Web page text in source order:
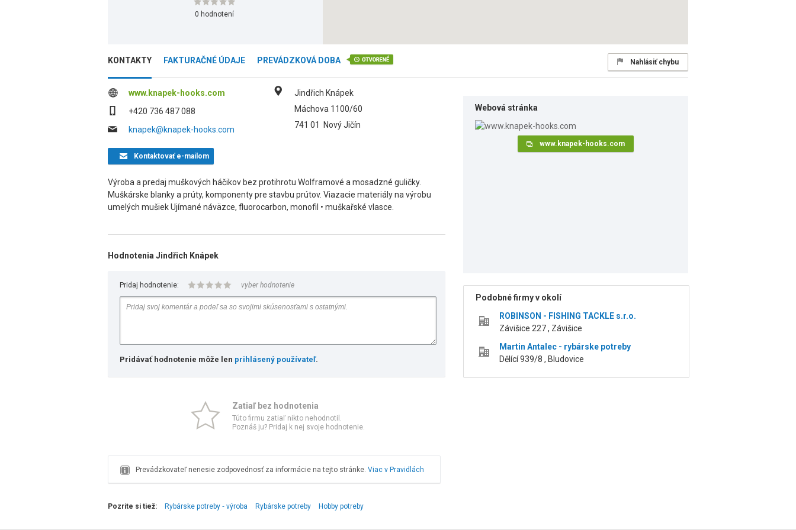
0 hodnotení
KONTAKTY FAKTURAČNÉ ÚDAJE PREVÁDZKOVÁ DOBA Nahlásiť chybu
www.knapek-hooks.com
+420 736 487 088
knapek@knapek-hooks.com
Jindřich Knápek
Máchova 1100/60
741 01
Nový Jičín
Kontaktovaťe-mailom
Výroba a predaj muškových háčikov bez protihrotu Wolframové a mosadzné guličky.
Muškárske blanky a prúty, komponenty pre stavbu prútov. Viazacie materiály na výrobu
umelých mušiek Ujímané náväzce, fluorocarbon, monofil • muškařské vlasce.
Hodnotenia Jindřich Knápek
Pridaj hodnotenie: vyber hodnotenie
Pridávať hodnotenie môže len prihlásený používateľ.
Zatiaľ bez hodnotenia
Túto firmu zatiaľ nikto nehodnotil.
Poznáš ju? Pridaj k nej svoje hodnotenie.
Prevádzkovateľ nenesie zodpovednosť za informácie na tejto stránke. Viac v Pravidlách
Webová stránka
www.knapek-hooks.com
Podobné firmy v okolí
ROBINSON - FISHING TACKLE s.r.o.
Závišice 227 , Závišice
Martin Antalec - rybárske potreby
Dělící 939/8 , Bludovice
Pozrite si tiež: Rybárske potreby ‑ výroba Rybárske potreby Hobby potreby